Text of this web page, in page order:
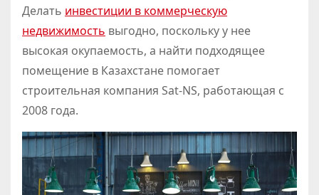
Делать инвестиции в коммерческую
недвижимость выгодно, поскольку у нее
высокая окупаемость, а найти подходящее
помещение в Казахстане помогает
строительная компания Sat-NS, работающая с
2008 года.